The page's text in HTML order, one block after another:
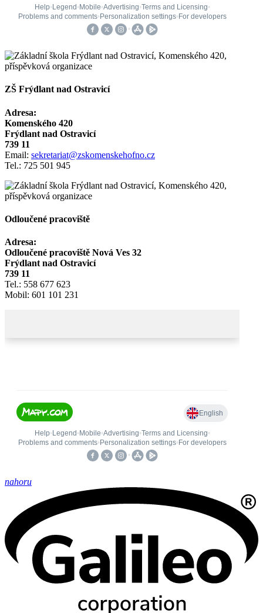
ZŠ Frýdlant nad Ostravicí
Adresa:
Komenského 420
Frýdlant nad Ostravicí
739 11
Email: sekretariat@zskomenskehofno.cz
Tel.: 725 501 945
Odloučené pracoviště
Adresa:
Odloučené pracoviště Nová Ves 32
Frýdlant nad Ostravicí
739 11
Tel.: 558 677 623
Mobil: 601 101 231
nahoru